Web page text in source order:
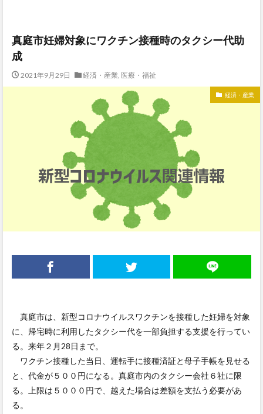
真庭市妊婦対象にワクチン接種時のタクシー代助
成
2021年9月29日 経済・産業, 医療・福祉
経済・産業
真庭市は、新型コロナウイルスワクチンを接種した妊婦を対象
に、帰宅時に利用したタクシー代を一部負担する支援を行ってい
る。来年２月28日まで。
ワクチン接種した当日、運転手に接種済証と母子手帳を見せる
と、代金が５００円になる。真庭市内のタクシー会社６社に限
る。上限は５０００円で、越えた場合は差額を支払う必要があ
る。